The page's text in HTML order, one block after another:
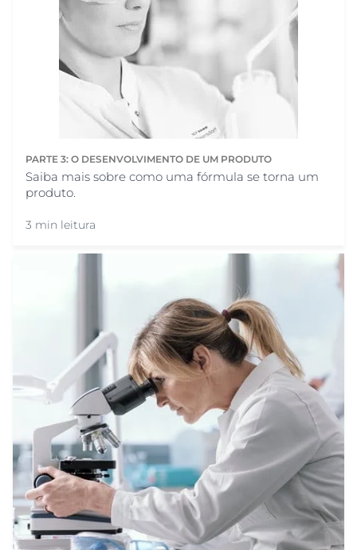
PARTE 3: O DESENVOLVIMENTO DE UM PRODUTO
Saiba mais sobre como uma fórmula se torna um
produto.
3 min leitura